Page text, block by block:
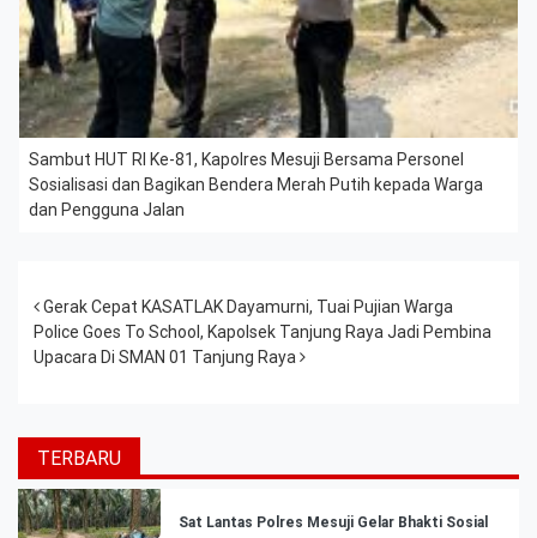
Sambut HUT RI Ke-81, Kapolres Mesuji Bersama Personel
Sosialisasi dan Bagikan Bendera Merah Putih kepada Warga
dan Pengguna Jalan
Post navigation
Gerak Cepat KASATLAK Dayamurni, Tuai Pujian Warga
Police Goes To School, Kapolsek Tanjung Raya Jadi Pembina
Upacara Di SMAN 01 Tanjung Raya
TERBARU
Sat Lantas Polres Mesuji Gelar Bhakti Sosial